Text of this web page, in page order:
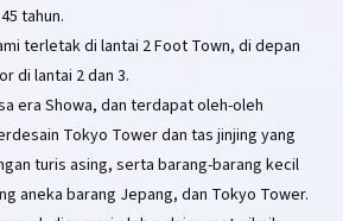
tahun.
terletak di lantai 2 Foot Town, di depan
di lantai 2 dan 3.
era Showa, dan terdapat oleh-oleh
Tokyo Tower dan tas jinjing yang
turis asing, serta barang-barang kecil
aneka barang Jepang, dan Tokyo Tower.